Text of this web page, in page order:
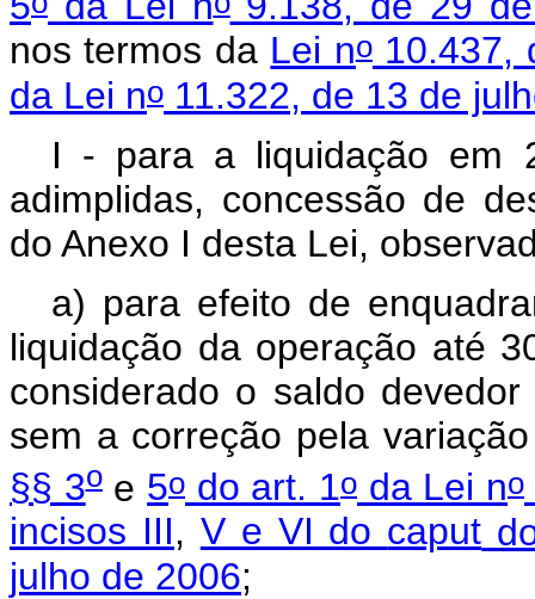
nos termos da Lei no10.437,
da Lei no 11.322, de 13 de
I - para a liquidação em
adimplidas, concessão de
do Anexo I desta Lei,
a) para efeito de
liquidação da operação até
considerado o saldo
sem a correção pela
§§ 3oe 5o do art. 1o da Lei no
incisos III, V e VI do caput
julho de 2006;